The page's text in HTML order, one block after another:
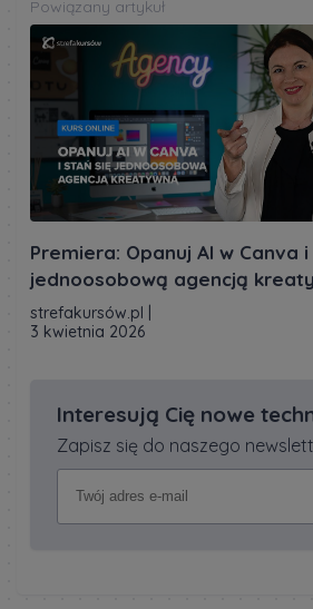
Powiązany artykuł
Premiera: Opanuj AI w Canva
jednoosobową agencją
strefakursów.pl
3 kwietnia 2026
Interesują Cię nowe
Zapisz się do naszego